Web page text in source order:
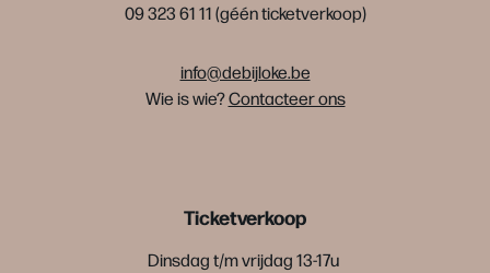
09 323 61 11 (géén ticketverkoop)
info@debijloke.be
Wie is wie?Contacteer ons
Ticketverkoop
Dinsdag t/m vrijdag 13-17u